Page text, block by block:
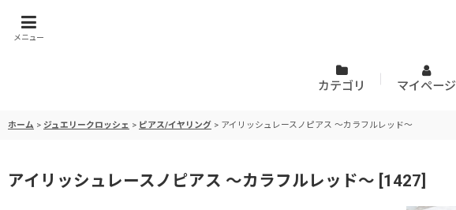
メニュー
カテゴリ マイページ
ホーム > ジュエリークロッシェ > ピアス/イヤリング > アイリッシュレースノピアス 〜カラフルレッド〜
アイリッシュレースノピアス 〜カラフルレッド〜 [1427]